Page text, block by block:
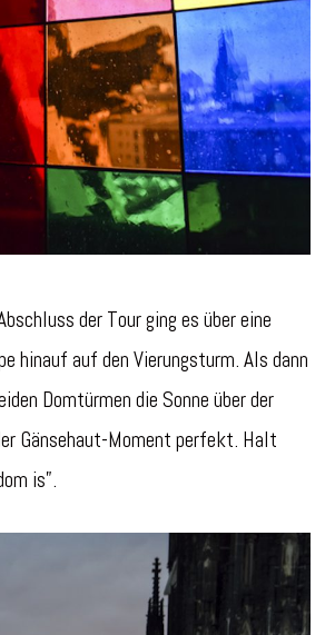
der Tour ging es über eine
hinauf auf den Vierungsturm. Als dann
Domtürmen die Sonne über der
Gänsehaut-Moment perfekt. Halt
is”.